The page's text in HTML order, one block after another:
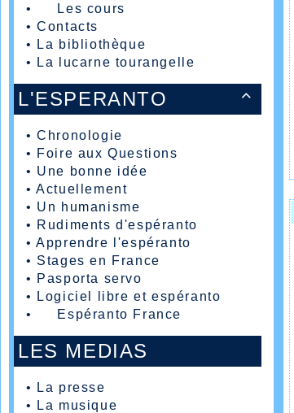
•
Les cours
•Contacts
•
La bibliothèque
•
La lucarne tourangelle

L'ESPERANTO
•Chronologie
• Foire aux Questions
• Une bonne idée
•Actuellement
• Un humanisme
• Rudiments d'espéranto
•Apprendre l'espéranto
• Stages en France
• Pasporta servo
•
Logiciel libre et espéranto
•
Espéranto France
LES MEDIAS
•
La presse
•
La musique